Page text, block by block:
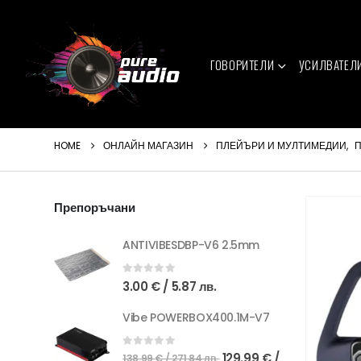
ГОВОРИТЕЛИ
HOME ОНЛАЙН МАГАЗИН ПЛЕЙЪРИ И МУЛТИМЕДИИ,
Препоръчани
ANTIVIBESDBP-V6 2.5mm
0out of 5
3.00 €/ 5.87 лв.
Vibe POWERBOX400.1M-V7
0out of 5
138.99€/ 271.84 лв.Original